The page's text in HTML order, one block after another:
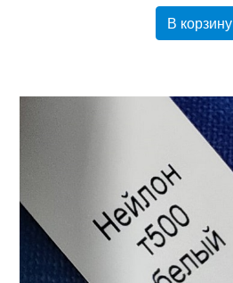
В корзину